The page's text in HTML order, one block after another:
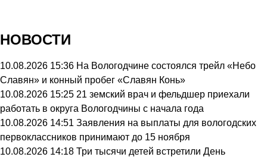
НОВОСТИ
10.08.2026 15:36 На Вологодчине состоялся трейл «Небо
Славян» и конный пробег «Славян Конь»
10.08.2026 15:25 21 земский врач и фельдшер приехали
работать в округа Вологодчины с начала года
10.08.2026 14:51 Заявления на выплаты для вологодских
первоклассников принимают до 15 ноября
10.08.2026 14:18 Три тысячи детей встретили День